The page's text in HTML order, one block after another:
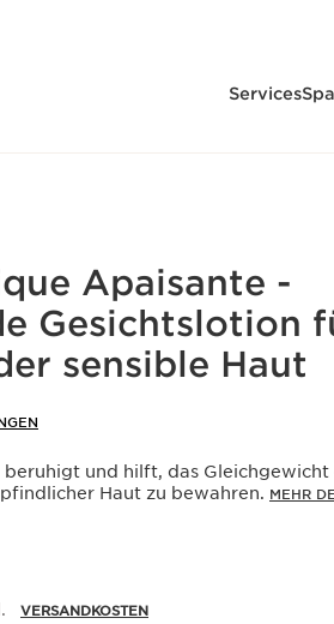
Services
Apaisante -
Gesichtslotion
sensible Haut
beruhigt und hilft, das Gleichgewicht
Haut zu bewahren. MEHR
VERSANDKOSTEN